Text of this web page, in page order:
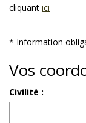
cliquant ici
* Information
Vos
Civilité :